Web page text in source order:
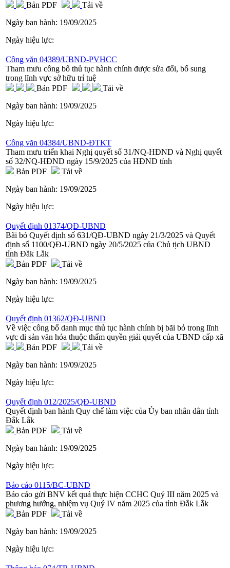
Bản PDF
Tải về
Ngày ban hành: 19/09/2025
Ngày hiệu lực:
Công văn 04389/UBND-PVHCC
Tham mưu công bố thủ tục hành chính được sửa đổi, bổ sung
trong lĩnh vực sở hữu trí tuệ
Bản PDF
Tải về
Ngày ban hành: 19/09/2025
Ngày hiệu lực:
Công văn 04384/UBND-ĐTKT
Tham mưu triển khai Nghị quyết số 31/NQ-HĐND và Nghị quyết
số 32/NQ-HĐND ngày 15/9/2025 của HĐND tỉnh
Bản PDF
Tải về
Ngày ban hành: 19/09/2025
Ngày hiệu lực:
Quyết định 01374/QĐ-UBND
Bãi bỏ Quyết định số 631/QĐ-UBND ngày 21/3/2025 và Quyết
định số 1100/QĐ-UBND ngày 20/5/2025 của Chủ tịch UBND
tỉnh Đắk Lắk
Bản PDF
Tải về
Ngày ban hành: 19/09/2025
Ngày hiệu lực:
Quyết định 01362/QĐ-UBND
Về việc công bố danh mục thủ tục hành chính bị bãi bỏ trong lĩnh
vực di sản văn hóa thuộc thẩm quyền giải quyết của UBND cấp xã
Bản PDF
Tải về
Ngày ban hành: 19/09/2025
Ngày hiệu lực:
Quyết định 012/2025/QĐ-UBND
Quyết định ban hành Quy chế làm việc của Ủy ban nhân dân tỉnh
Đắk Lắk
Bản PDF
Tải về
Ngày ban hành: 19/09/2025
Ngày hiệu lực:
Báo cáo 0115/BC-UBND
Báo cáo gửi BNV kết quả thực hiện CCHC Quý III năm 2025 và
phương hướng, nhiệm vụ Quý IV năm 2025 của tỉnh Đắk Lắk
Bản PDF
Tải về
Ngày ban hành: 19/09/2025
Ngày hiệu lực: